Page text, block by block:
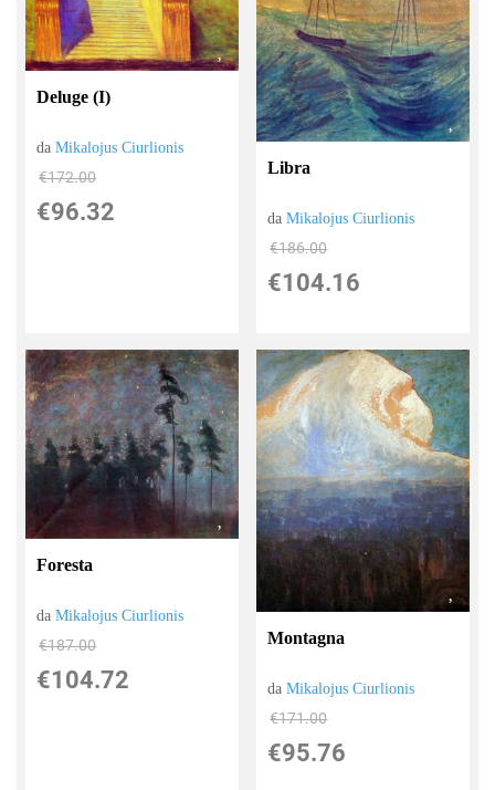
Deluge (I)
daMikalojus Ciurlionis
€172.00
€96.32
Libra
daMikalojus Ciurlionis
€186.00
€104.16
Foresta
daMikalojus Ciurlionis
€187.00
€104.72
Montagna
daMikalojus Ciurlionis
€171.00
€95.76